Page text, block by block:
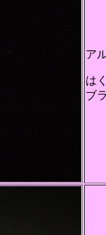
ア
は
ブ